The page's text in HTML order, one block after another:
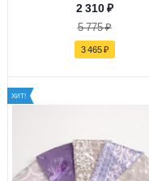
2 310₽
5 775₽
3 465₽
ХИТ!